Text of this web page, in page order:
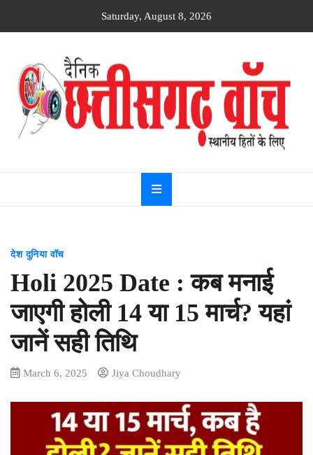
Saturday, August 8, 2026
Dainik
Chhattisgarh
देश दुनिया वॉच
Holi 2025 Date : कब मनाई
जाएगी होली 14 या 15 मार्च? यहां
जानें सही तिथि
March 6, 2025 Jiya Choudhary